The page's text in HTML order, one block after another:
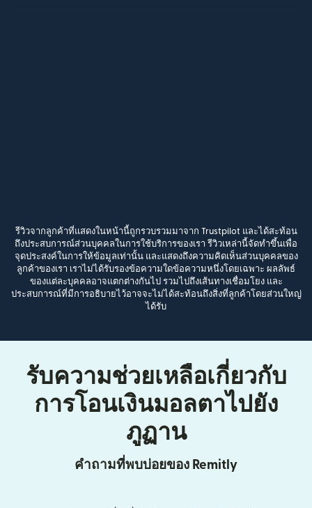
รีวิวจากลูกค้าที่แสดงในหน้านี้ถูกรวบรวมมาจาก Trustpilot และได้สะท้อน
ถึงประสบการณ์ส่วนบุคคลในการใช้บริการของเรา รีวิวเหล่านี้จัดทำขึ้นเพื่อ
จุดประสงค์ในการให้ข้อมูลเท่านั้น และแสดงถึงความคิดเห็นส่วนบุคคลของ
ลูกค้าของเรา เราไม่ได้รับรองข้อความใดข้อความหนึ่งโดยเฉพาะ ผลลัพธ์
ของแต่ละบุคคลอาจแตกต่างกันไป รวมไปถึงเส้นทางเชื่อมโยง และ
ประสบการณ์ที่มีการอธิบายไว้อาจจะไม่ได้สะท้อนถึงสิ่งที่ลูกค้าโดยส่วนใหญ่
ได้รับ
รับความช่วยเหลือเกี่ยวกับ
การโอนเงินมอลตาไปยัง
ภูฏาน
คำถามที่พบบ่อยของ Remitly